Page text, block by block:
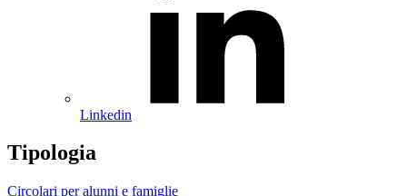
Linkedin
Tipologia
Circolari per alunni e famiglie